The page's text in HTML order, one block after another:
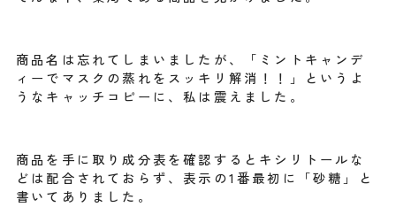
商品名は忘れてしまいましたが、「ミントキャンデ
ィーでマスクの蒸れをスッキリ解消！！」というよ
うなキャッチコピーに、私は震えました。
商品を手に取り成分表を確認するとキシリトールな
どは配合されておらず、表示の1番最初に「砂糖」と
書いてありました。